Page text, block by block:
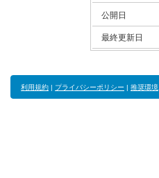
公開日
最終更新日
利用規約 | プライバシーポリシー | 推奨環境